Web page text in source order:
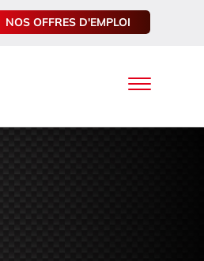
NOS OFFRES D'EMPLOI